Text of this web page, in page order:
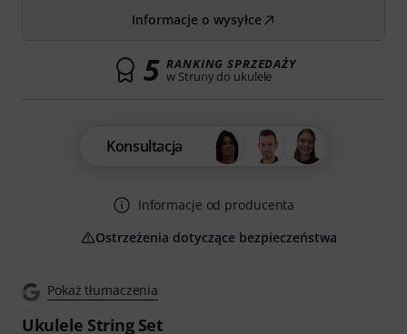
Pokaż tłumaczenia
Ukulele String Set
Informacje o wysyłce
5 RANKING SPRZEDAŻY
w Struny do ukulele
Konsultacja
Informacje od producenta
Ostrzeżenia dotyczące bezpieczeństwa